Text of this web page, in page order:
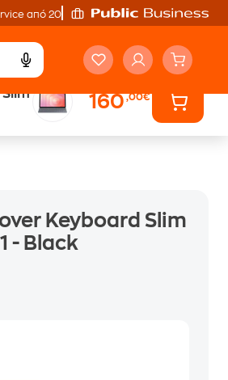
από 20'
160,00€
Keyboard Slim
- Black